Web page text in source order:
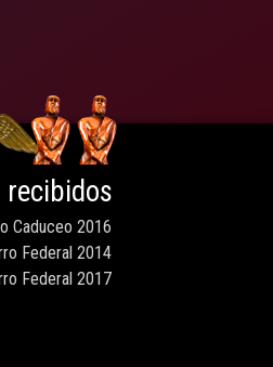
recibidos
Caduceo 2016
Federal 2014
Federal 2017